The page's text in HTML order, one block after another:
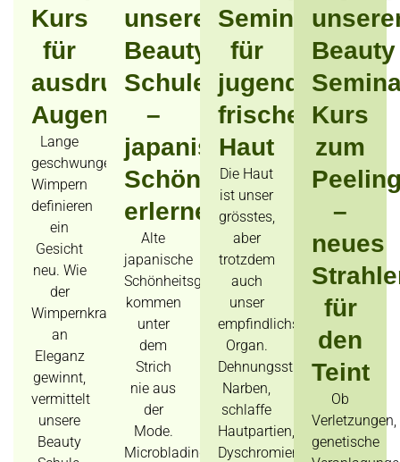
Kurs
für
ausdrucksstarke
Augen
Lange
geschwungene
Wimpern
definieren
ein
Gesicht
neu. Wie
der
Wimpernkranz
an
Eleganz
gewinnt,
vermittelt
unsere
Beauty
unserer
Beauty
Schule
–
japanische
Schönheitskunst
erlernen
Alte
japanische
Schönheitsgeheimnisse
kommen
unter
dem
Strich
nie aus
der
Mode.
Microblading
Seminare
für
jugendlich-
frische
Haut
Die Haut
ist unser
grösstes,
aber
trotzdem
auch
unser
empfindlichstes
Organ.
Dehnungsstreifen,
Narben,
schlaffe
Hautpartien,
Dyschromien
Beauty
Kurs
zum
–
neues
für
den
Teint
Ob
Verletzungen,
genetische